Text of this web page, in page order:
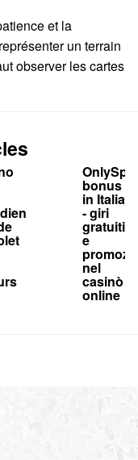
et la
un terrain
observer les cartes
bonus
in Italia
- giri
gratuiti
e
nel
casinò
online